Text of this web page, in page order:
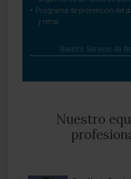
Programa de prevención del
y renal.
Nuestro Servicio de
Nuestro